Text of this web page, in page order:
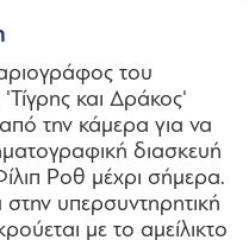
του
και Δράκος'
την κάμερα για να
διασκευή
Ροθ μέχρι σήμερα.
υπερσυντηρητική
με το αμείλικτο